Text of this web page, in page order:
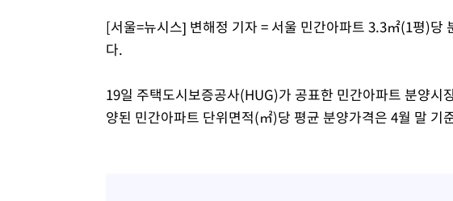
[서울=뉴시스] 변해정 기자 = 서울 민간아파트 3.3㎡(1평)당
다.
19일 주택도시보증공사(HUG)가 공표한 민간아파트 분양시
양된 민간아파트 단위면적(㎡)당 평균 분양가격은 4월 말 기